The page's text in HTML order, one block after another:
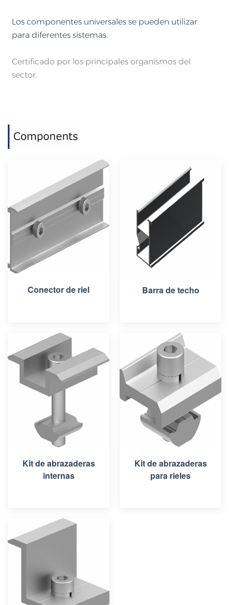
Los componentes universales se pueden utilizar
para diferentes sistemas.
Certificado por los principales organismos del
sector.
Conector de riel Barra de techo
Kit de abrazaderas
internas
Kit de abrazaderas
para rieles